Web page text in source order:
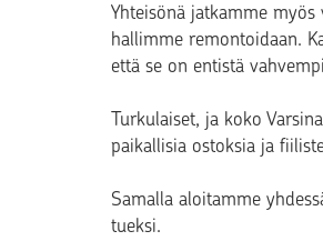
Yhteisönä jatkamme
hallimme remontoidaan.
että se on entistä
Turkulaiset, ja koko
paikallisia ostoksia ja
Samalla aloitamme
tueksi.